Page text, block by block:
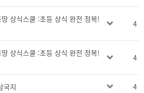
상식스쿨 :초등 상식 완전 정복!
4
상식스쿨 :초등 상식 완전 정복!
4
국지 4